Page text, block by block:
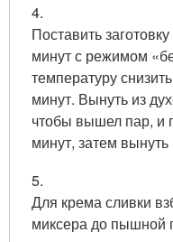
4.
Поставить
минут с режимом
температуру
минут. Вынуть из
чтобы вышел пар, и
минут, затем вынуть
5.
Для крема сливки
миксера до пышной